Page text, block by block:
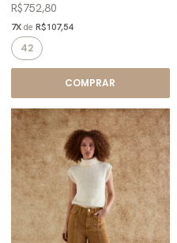
R$752,80
7X de R$107,54
42
COMPRAR